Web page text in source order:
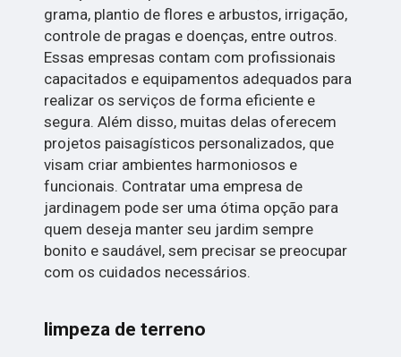
grama, plantio de flores e arbustos, irrigação,
controle de pragas e doenças, entre outros.
Essas empresas contam com profissionais
capacitados e equipamentos adequados para
realizar os serviços de forma eficiente e
segura. Além disso, muitas delas oferecem
projetos paisagísticos personalizados, que
visam criar ambientes harmoniosos e
funcionais. Contratar uma empresa de
jardinagem pode ser uma ótima opção para
quem deseja manter seu jardim sempre
bonito e saudável, sem precisar se preocupar
com os cuidados necessários.
limpeza de terreno